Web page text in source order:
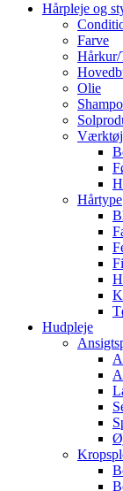
Hårpleje og
Farve
Hårkur/
Olie
Hårtype
Hudpleje